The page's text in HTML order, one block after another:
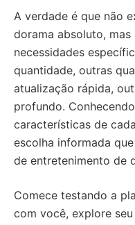
A verdade é que não
dorama absoluto,
necessidades
quantidade, outras
atualização rápida,
profundo.
características de
escolha informada
de entretenimento de
Comece testando a
com você, explore